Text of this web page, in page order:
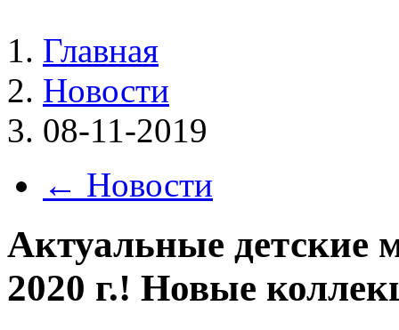
Главная
Новости
08-11-2019
← Новости
Актуальные детские
2020 г.! Новые